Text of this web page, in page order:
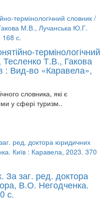
термінологічний
Т.В., Гакова
: Вид-во «Каравела»,
словника, які є
у сфері туризм..
За заг. ред. доктора
В.О. Негодченка.
с.